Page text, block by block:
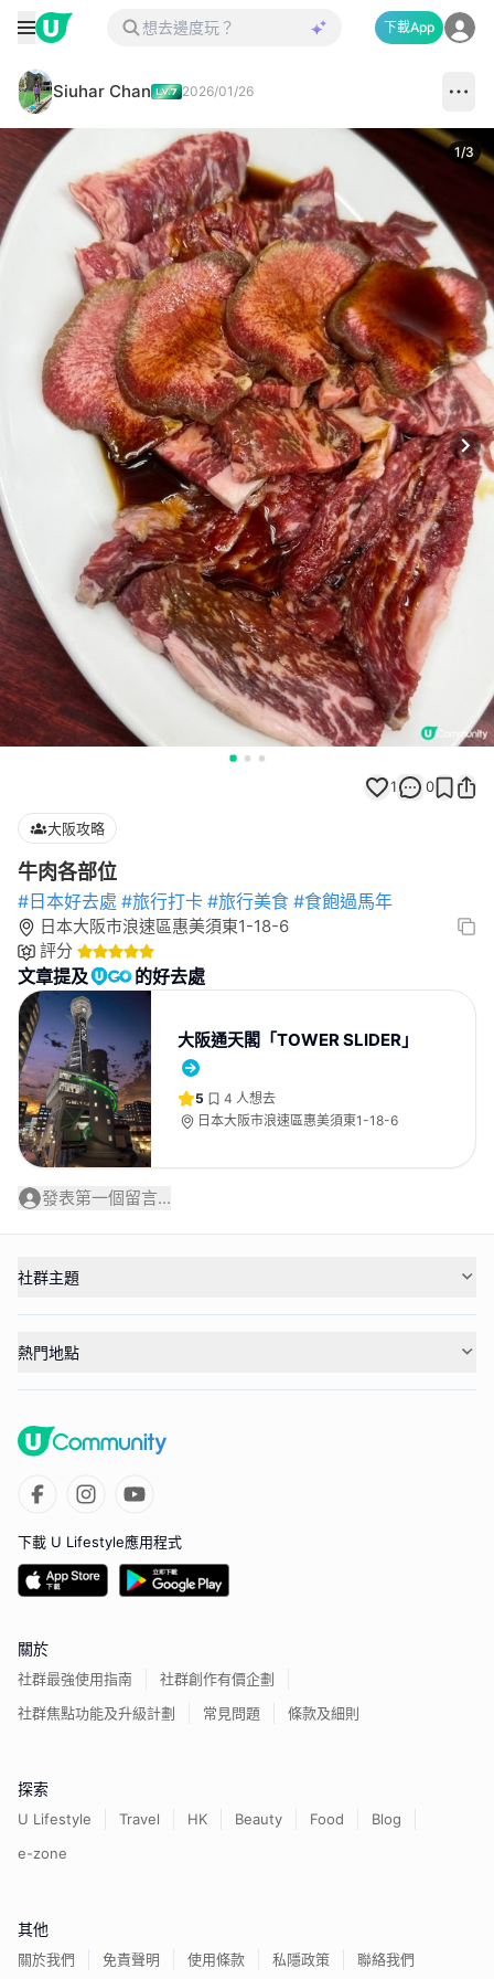
下載App
Siuhar Chan 2026/01/26
1/3
1 0
大阪攻略
牛肉各部位
#日本好去處 #旅行打卡 #旅行美食 #食飽過馬年
日本大阪市浪速區惠美須東1-18-6
評分
文章提及 的好去處
大阪通天閣「TOWER SLIDER」
5 4 人想去
日本大阪市浪速區惠美須東1-18-6
發表第一個留言...
社群主題
熱門地點
下載 U Lifestyle應用程式
關於
社群最強使用指南
社群創作有價企劃
社群焦點功能及升級計劃
常見問題 條款及細則
探索
U Lifestyle Travel HK Beauty Food
Blog
e-zone
其他
關於我們 免責聲明 使用條款 私隱政策 聯絡我們